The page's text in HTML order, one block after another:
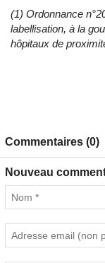
(1) Ordonnance
labellisation, à la
hôpitaux de
Commentaires (0)
Nouveau